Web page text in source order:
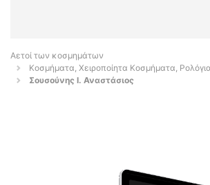
Αετοί των κοσμημάτων
Κοσμήματα, Χειροποίητα Κοσμήματα,
Σουσούνης Ι. Αναστάσιος